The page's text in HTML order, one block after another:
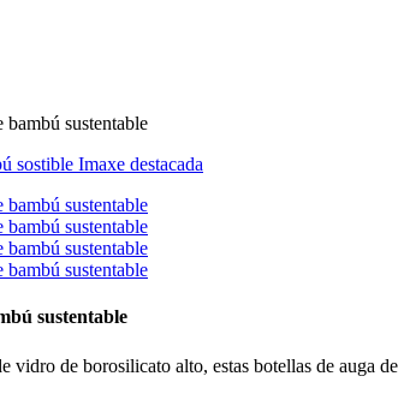
sustentable
vidro de borosilicato alto, estas botellas de auga